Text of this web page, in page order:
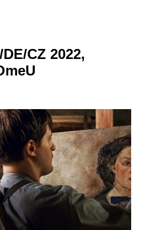
CZ 2022,